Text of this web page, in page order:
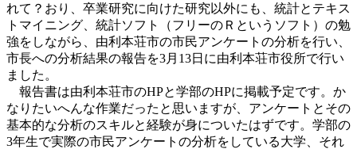
れて？おり、卒業研究に向けた研究以外にも、統計とテキス
トマイニング、統計ソフト（フリーのＲというソフト）の勉
強をしながら、由利本荘市の市民アンケートの分析を行い、
市長への分析結果の報告を3月13日に由利本荘市役所で行い
ました。
報告書は由利本荘市のHPと学部のHPに掲載予定です。か
なりたいへんな作業だったと思いますが、アンケートとその
基本的な分析のスキルと経験が身についたはずです。学部の
3年生で実際の市民アンケートの分析をしている大学、それ